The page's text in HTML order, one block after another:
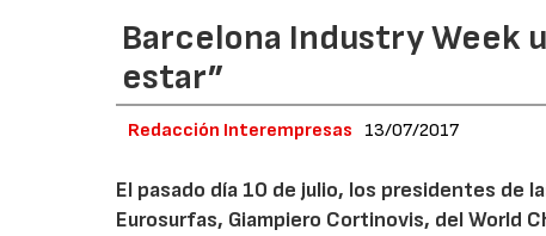
Barcelona Industry Week
estar”
Redacción Interempresas 13/07/2017
El pasado día 10 de julio, los presidentes de
Eurosurfas, Giampiero Cortinovis, del World